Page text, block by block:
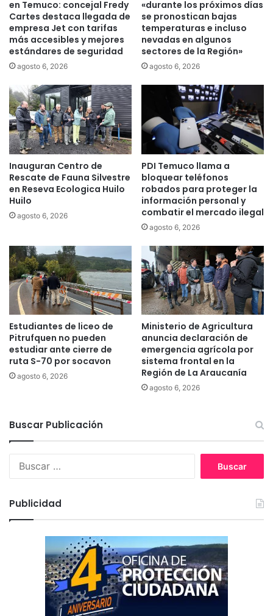
a
c
i
o
n
l
C
i
e
n
t
f
i
c
a
i
e
r
C
A
R
2
e
n
n
a
d
e
l
U
F
R
O
c
e
l
e
b
r
a
á
s
u
s
a
ñ
o
s
en Temuco: concejal Fredy
Cartes destaca llegada de
empresa Jet con tarifas
más accesibles y mejores
estándares de seguridad
agosto 6, 2026
«durante los próximos días
se pronostican bajas
temperaturas e incluso
nevadas en algunos
sectores de la Región»
agosto 6, 2026
Inauguran Centro de
Rescate de Fauna Silvestre
en Reseva Ecologica Huilo
Huilo
agosto 6, 2026
PDI Temuco llama a
bloquear teléfonos
robados para proteger la
información personal y
combatir el mercado ilegal
agosto 6, 2026
Estudiantes de liceo de
Pitrufquen no pueden
estudiar ante cierre de
ruta S-70 por socavon
agosto 6, 2026
Ministerio de Agricultura
anuncia declaración de
emergencia agrícola por
sistema frontal en la
Región de La Araucanía
agosto 6, 2026
Buscar Publicación
:
Publicidad